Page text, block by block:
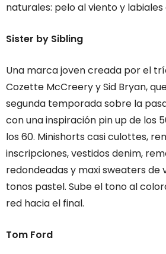
naturales: pelo al viento y
Sister by Sibling
Una marca joven creada por el
Cozette McCreery y Sid Bryan,
segunda temporada sobre la
con una inspiración pin up de los
los 60. Minishorts casi culottes,
inscripciones, vestidos denim,
redondeadas y maxi sweaters de
tonos pastel. Sube el tono al
red hacia el final.
Tom Ford